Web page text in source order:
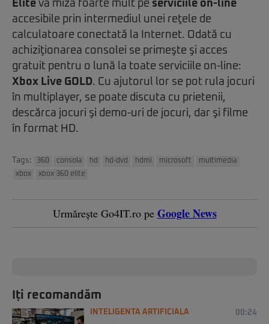
Elite va miza foarte mult pe serviciile on-line
accesibile prin intermediul unei reţele de
calculatoare conectată la Internet. Odată cu
achiziţionarea consolei se primeşte şi acces
gratuit pentru o lună la toate serviciile on-line:
Xbox Live GOLD. Cu ajutorul lor se pot rula jocuri
în multiplayer, se poate discuta cu prietenii,
descărca jocuri şi demo-uri de jocuri, dar şi filme
în format HD.
Tags: 360 consola hd hd-dvd hdmi microsoft
multimedia
xbox
xbox 360 elite
Urmărește Go4IT.ro pe Google News
Iți recomandăm
INTELIGENTA ARTIFICIALA 00:24